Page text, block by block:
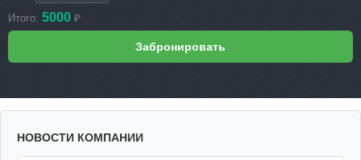
Итого: 5000 ₽
НОВОСТИ КОМПАНИИ